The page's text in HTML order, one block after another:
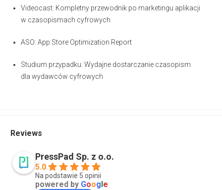
Videocast: Kompletny przewodnik po marketingu aplikacji
w czasopismach cyfrowych
ASO: App Store Optimization Report
Studium przypadku: Wydajne dostarczanie czasopism
dla wydawców cyfrowych
Reviews
PressPad Sp. z o.o.
5.0
Na podstawie 5 opinii
powered by Google